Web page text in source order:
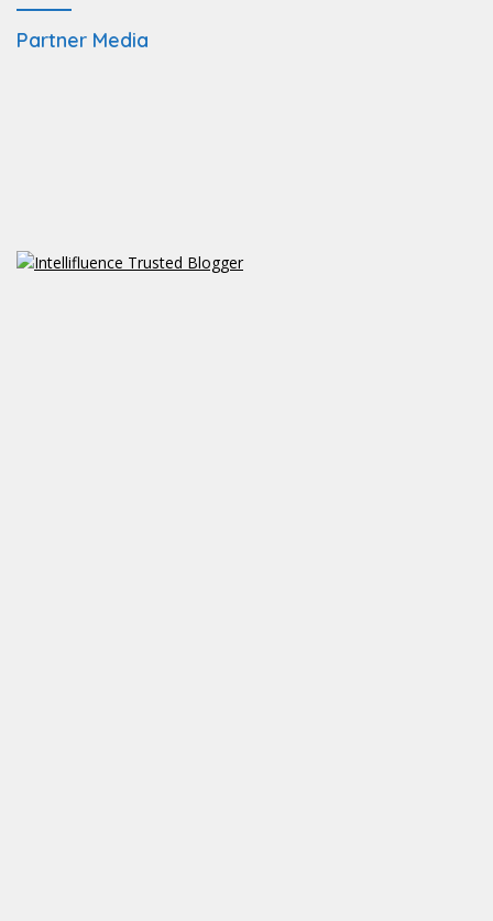
Partner Media